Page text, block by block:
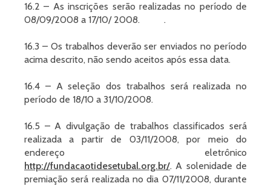
16.2 – As inscrições serão realizadas no período de
08/09/2008 a 17/10/ 2008. .
16.3 – Os trabalhos deverão ser enviados no período
acima descrito, não sendo aceitos após essa data.
16.4 – A seleção dos trabalhos será realizada no
período de 18/10 a 31/10/2008.
16.5 – A divulgação de trabalhos classificados será
realizada a partir de 03/11/2008, por meio do
endereço eletrônico
http://fundacaotidesetubal.org.br/. A solenidade de
premiação será realizada no dia 07/11/2008, durante